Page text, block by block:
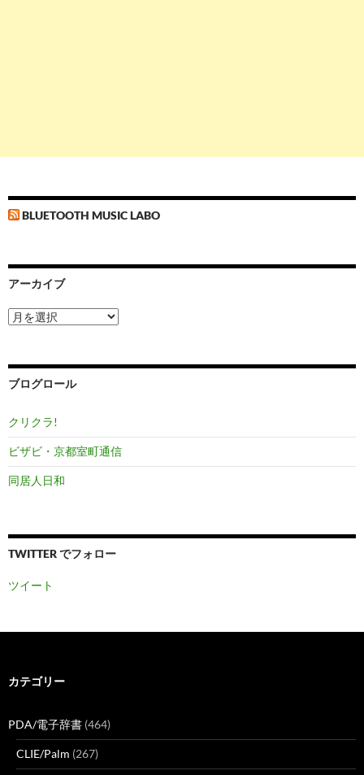
BLUETOOTH MUSIC LABO
アーカイブ
ア
ー
ブ
ブログロール
クリクラ!
ビザビ・京都室町通信
同居人日和
TWITTER でフォロー
ツイート
カテゴリー
PDA/電子辞書 (464)
CLIE/Palm (267)